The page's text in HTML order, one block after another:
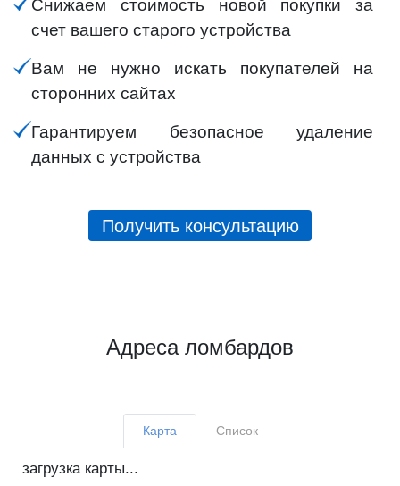
Снижаем стоимость новой покупки за
счет вашего старого устройства
Вам не нужно искать покупателей на
сторонних сайтах
Гарантируем безопасное удаление
данных с устройства
Получить консультацию
Адреса ломбардов
Карта Список
загрузка карты...